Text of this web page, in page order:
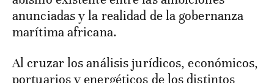
anunciadas y la realidad de la gobernanza
marítima africana.
Al cruzar los análisis jurídicos, económicos,
portuarios y energéticos de los distintos